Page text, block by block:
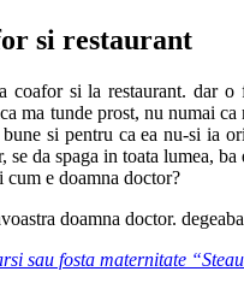
si restaurant
coafor si la restaurant. dar
ma tunde prost, nu numai
si pentru ca ea nu-si ia
se da spaga in toata lumea,
e doamna doctor?
doamna doctor.
sau fosta maternitate